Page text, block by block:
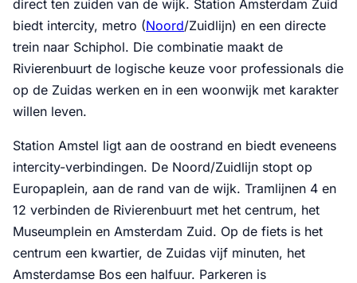
direct ten zuiden van de wijk. Station Amsterdam Zuid
biedt intercity, metro (Noord/Zuidlijn) en een directe
trein naar Schiphol. Die combinatie maakt de
Rivierenbuurt de logische keuze voor professionals die
op de Zuidas werken en in een woonwijk met karakter
willen leven.
Station Amstel ligt aan de oostrand en biedt eveneens
intercity-verbindingen. De Noord/Zuidlijn stopt op
Europaplein, aan de rand van de wijk. Tramlijnen 4 en
12 verbinden de Rivierenbuurt met het centrum, het
Museumplein en Amsterdam Zuid. Op de fiets is het
centrum een kwartier, de Zuidas vijf minuten, het
Amsterdamse Bos een halfuur. Parkeren is